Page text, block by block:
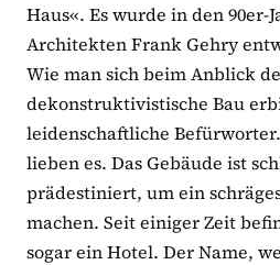
Haus«. Es wurde in den
Architekten Frank Gehry
Wie man sich beim Anblick
dekonstruktivistische Bau
leidenschaftliche
lieben es. Das Gebäude ist
prädestiniert, um ein
machen. Seit einiger Zeit
sogar ein Hotel. Der Name,